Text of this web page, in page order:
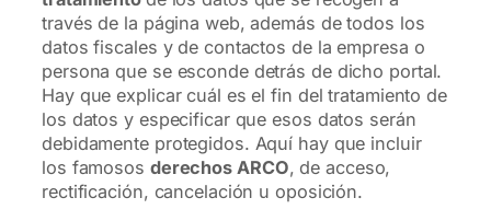
través de la página web, además de todos los
datos fiscales y de contactos de la empresa o
persona que se esconde detrás de dicho portal.
Hay que explicar cuál es el fin del tratamiento de
los datos y especificar que esos datos serán
debidamente protegidos. Aquí hay que incluir
los famosos derechos ARCO, de acceso,
rectificación, cancelación u oposición.